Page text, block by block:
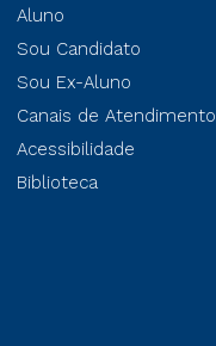
Aluno
Sou Candidato
Sou Ex-Aluno
Canais de Atendimento
Acessibilidade
Biblioteca